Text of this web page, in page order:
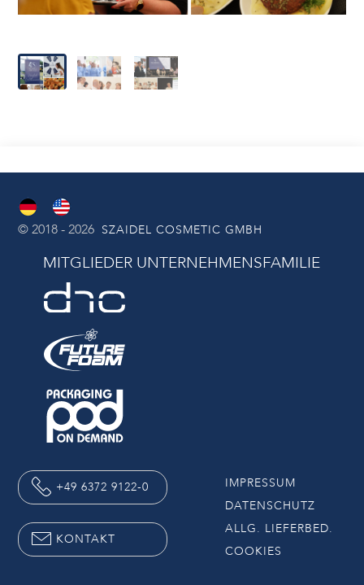
© 2018 - 2026 SZAIDEL COSMETIC GMBH
MITGLIEDER UNTERNEHMENSFAMILIE
+49 6372 9122-0
KONTAKT
IMPRESSUM
DATENSCHUTZ
ALLG. LIEFERBED.
COOKIES